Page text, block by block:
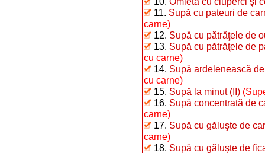
11. Supă cu pateuri de
carne)
12. Supă cu pătrăţele de
13. Supă cu pătrăţele de
cu carne)
14. Supă ardelenească
cu carne)
15. Supă la minut (II)
16. Supă concentrată de
carne)
17. Supă cu găluşte de
carne)
18. Supă cu găluşte de